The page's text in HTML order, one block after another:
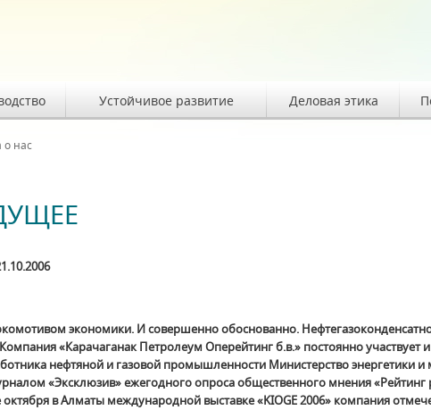
Устойчивое развитие Деловая этика
о нас
экономики. И совершенно обоснованно.
«Карачаганак Петролеум Оперейтинг б.в.» постоянно
нефтяной и газовой промышленности Министерство
«Эксклюзив» ежегодного опроса общественного мнения
в Алматы международной выставке «KIOGE 2006» компания